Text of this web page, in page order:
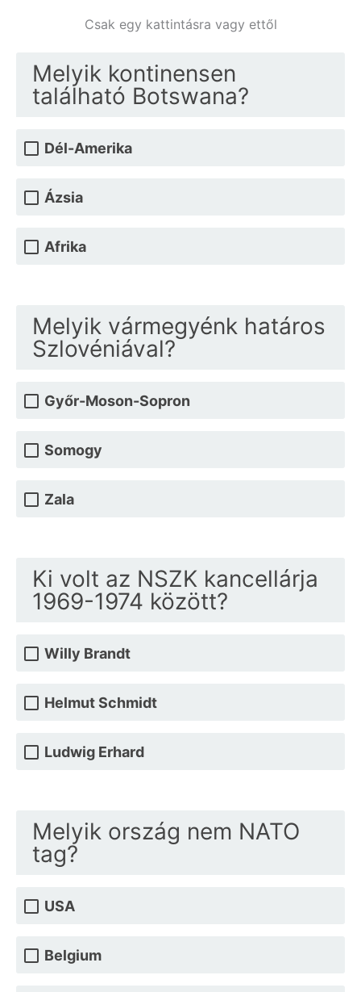
Csak egy kattintásra vagy ettől
Melyik kontinensen
található Botswana?
Dél-Amerika
Ázsia
Afrika
Melyik vármegyénk határos
Szlovéniával?
Győr-Moson-Sopron
Somogy
Zala
Ki volt az NSZK kancellárja
1969-1974 között?
Willy Brandt
Helmut Schmidt
Ludwig Erhard
Melyik ország nem NATO
tag?
USA
Belgium